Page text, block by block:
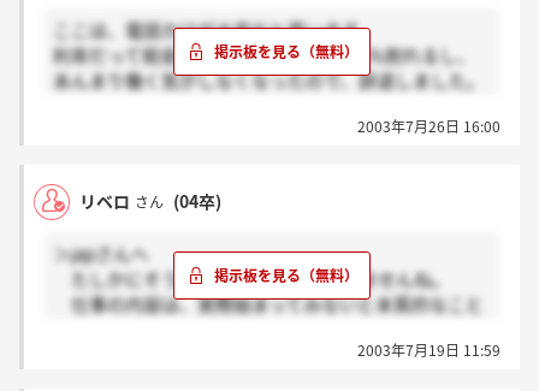
ここは、電話かけが大変だと思います。
利率だって税金やらなんだで、広告の5％割れるし、
あんまり働く気がしなくなったので、辞退しました。
制の会社に入社決めました。精神上よいとこに決めま
2003年7月26日 16:00
リベロ さん (04卒)
＞japさんへ
たしかにそういう不安はぬぐいきれませんね。
仕事の内容は、実際始まってみないと本質的なこと
事をやりたいと思ったのは、いろいろある資産運用の
2003年7月19日 11:59